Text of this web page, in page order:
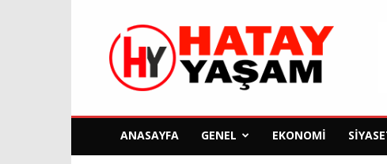
Hatay
Yaşam
Gazetesi
ANASAYFA GENEL EKONOMI